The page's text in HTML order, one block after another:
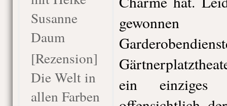
Susanne
Daum
[Rezension]
Die Welt in
allen Farben
ein einziges